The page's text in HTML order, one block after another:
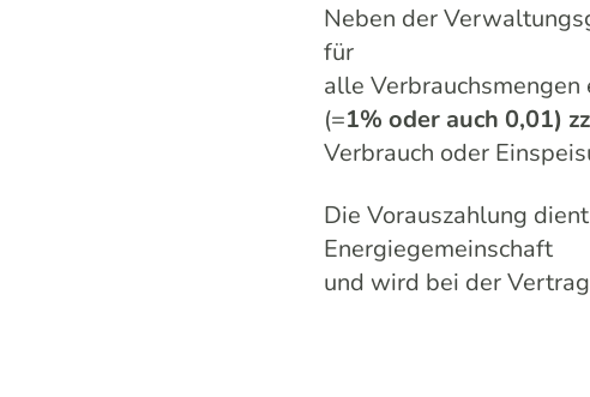
Neben der
für
alle Verbrauchsmengen
(=1% oder auch 0,01)
Verbrauch oder
Die Vorauszahlung
Energiegemeinschaft
und wird bei der